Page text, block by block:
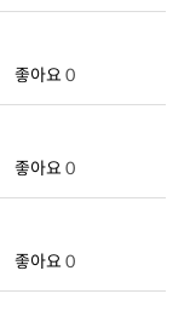
좋아요 0
좋아요 0
좋아요 0